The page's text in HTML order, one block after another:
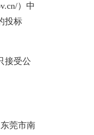
）中
投标
接受公
莞市南